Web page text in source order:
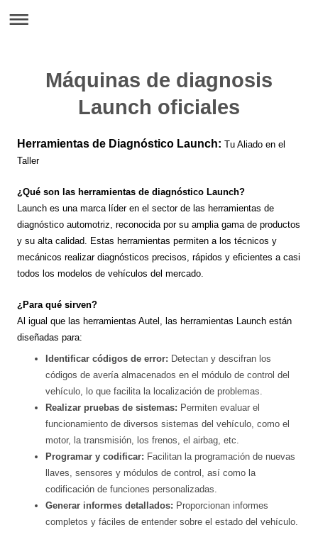
Máquinas de diagnosis
Launch oficiales
Herramientas de Diagnóstico Launch: Tu Aliado en el
Taller
¿Qué son las herramientas de diagnóstico Launch?
Launch es una marca líder en el sector de las herramientas de
diagnóstico automotriz, reconocida por su amplia gama de productos
y su alta calidad. Estas herramientas permiten a los técnicos y
mecánicos realizar diagnósticos precisos, rápidos y eficientes a casi
todos los modelos de vehículos del mercado.
¿Para qué sirven?
Al igual que las herramientas Autel, las herramientas Launch están
diseñadas para:
Identificar códigos de error: Detectan y descifran los
códigos de avería almacenados en el módulo de control del
vehículo, lo que facilita la localización de problemas.
Realizar pruebas de sistemas: Permiten evaluar el
funcionamiento de diversos sistemas del vehículo, como el
motor, la transmisión, los frenos, el airbag, etc.
Programar y codificar: Facilitan la programación de nuevas
llaves, sensores y módulos de control, así como la
codificación de funciones personalizadas.
Generar informes detallados: Proporcionan informes
completos y fáciles de entender sobre el estado del vehículo.